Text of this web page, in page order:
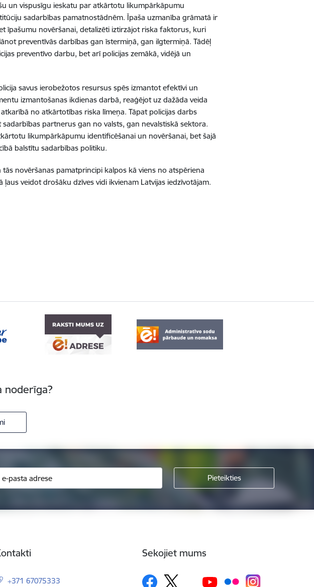
un vispusīgu ieskatu par atkārtotu likumpārkāpumu
sadarbības pamatnostādnēm. Īpaša uzmanība grāmatā ir
novēršanai, detalizēti iztirzājot riska faktorus, kuri
preventīvās darbības gan īstermiņā, gan ilgtermiņā. Tādēļ
preventīvo darbu, bet arī policijas zemākā, vidējā un
savus ierobežotos resursus spēs izmantot efektīvi un
izmantošanas ikdienas darbā, reaģējot uz dažāda veida
no atkārtotības riska līmeņa. Tāpat policijas darbs
partnerus gan no valsts, gan nevalstiskā sektora.
likumpārkāpumu identificēšanai un novēršanai, bet šajā
balstītu sadarbības politiku.
novēršanas pamatprincipi kalpos kā viens no atspēriena
veidot drošāku dzīves vidi ikvienam Latvijas iedzīvotājam.
noderīga?
+371 67075333
Sekojiet mums